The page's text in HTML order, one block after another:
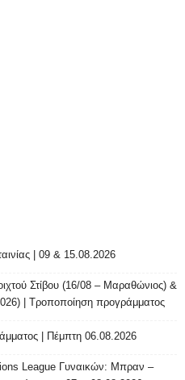
| 09 & 15.08.2026
Στίβου (16/08 – Μαραθώνιος) &
| Τροποποίηση προγράμματος
| Πέμπτη 06.08.2026
League Γυναικών: Μπραν –